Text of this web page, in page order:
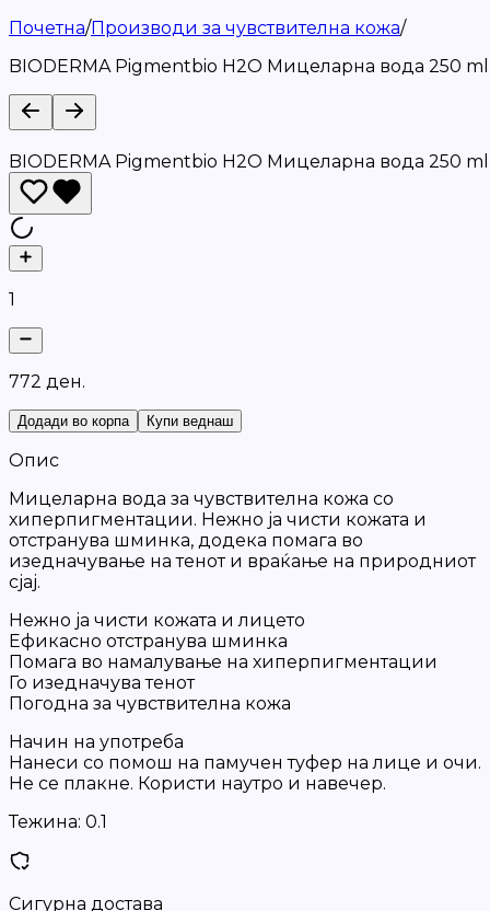
Почетна/Производи за чувствителна кожа/
BIODERMA Pigmentbio H2O Мицеларна вода 250 ml
BIODERMA Pigmentbio H2O Мицеларна вода 250 ml
1
772 ден.
Додади во корпа Купи веднаш
Опис
Мицеларна вода за чувствителна кожа со
хиперпигментации. Нежно ја чисти кожата и
отстранува шминка, додека помага во
изедначување на тенот и враќање на природниот
сјај.
Нежно ја чисти кожата и лицето
Ефикасно отстранува шминка
Помага во намалување на хиперпигментации
Го изедначува тенот
Погодна за чувствителна кожа
Начин на употреба
Нанеси со помош на памучен туфер на лице и очи.
Не се плакне. Користи наутро и навечер.
Тежина: 0.1
Сигурна достава